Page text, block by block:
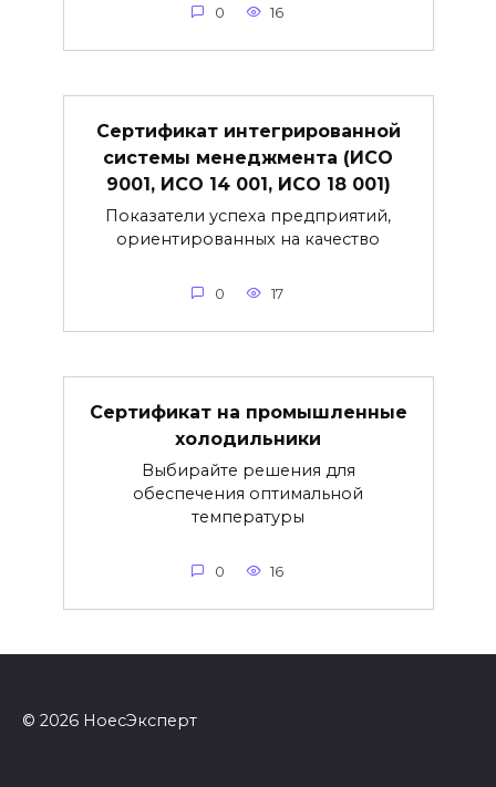
0 16
Сертификат интегрированной
системы менеджмента (ИСО
9001, ИСО 14 001, ИСО 18 001)
Показатели успеха предприятий,
ориентированных на качество
0 17
Сертификат на промышленные
холодильники
Выбирайте решения для
обеспечения оптимальной
температуры
0 16
© 2026 НоесЭксперт